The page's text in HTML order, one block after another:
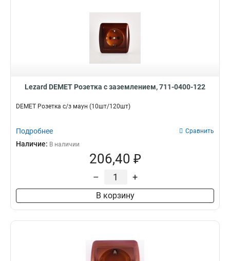
Lezard DEMET Розетка с заземлением, 711-0400-122
DEMET Розетка с/з маун (10шт/120шт)
Подробнее Сравнить
Наличие: В наличии
206,40 ₽
– +
В корзину